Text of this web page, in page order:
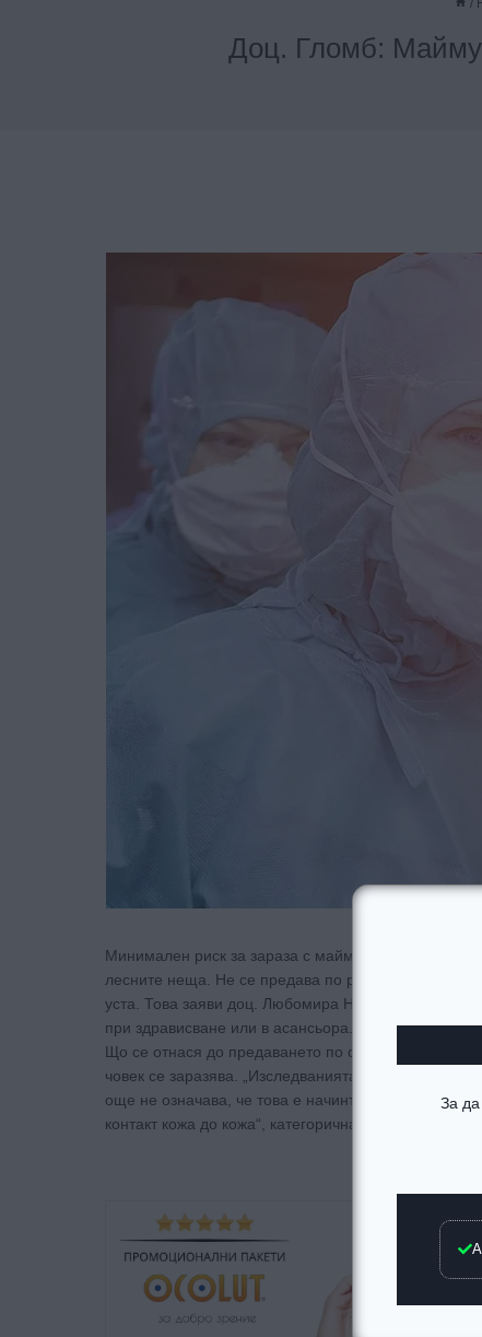
/
Доц. Гломб:
Минимален риск за зараза с маймунска шарка
лесните неща. Не се предава по респираторен път,
уста. Това заяви доц. Любомира Николова-Гломб в
при здрависване или в асансьора. Необходимо е
Що се отнася до предаването по сексуален път,
човек се заразява. „Изследванията показват, че
още не означава, че това е начинът на предаване
контакт кожа до кожа“, категорична беше тя.
За